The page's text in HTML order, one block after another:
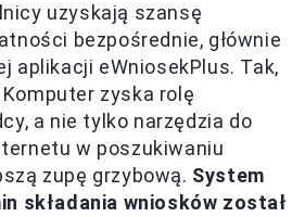
uzyskają szansę
bezpośrednie, głównie
aplikacji eWniosekPlus. Tak,
zyska rolę
a nie tylko narzędzia do
w poszukiwaniu
zupę grzybową. System
składania wniosków został